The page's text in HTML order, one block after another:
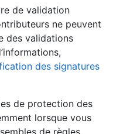
de validation
ne peuvent
des validations
des signatures
de protection des
lorsque vous